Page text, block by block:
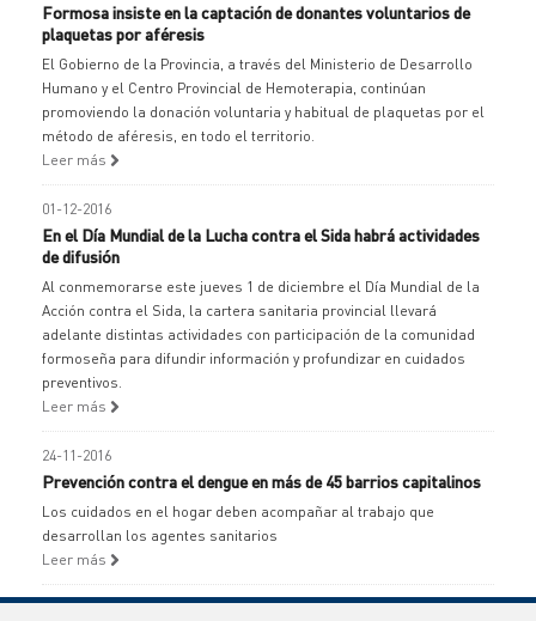
Formosa insiste en la captación de donantes voluntarios de
plaquetas por aféresis
El Gobierno de la Provincia, a través del Ministerio de Desarrollo
Humano y el Centro Provincial de Hemoterapia, continúan
promoviendo la donación voluntaria y habitual de plaquetas por el
método de aféresis, en todo el territorio.
Leer más
01-12-2016
En el Día Mundial de la Lucha contra el Sida habrá actividades
de difusión
Al conmemorarse este jueves 1 de diciembre el Día Mundial de la
Acción contra el Sida, la cartera sanitaria provincial llevará
adelante distintas actividades con participación de la comunidad
formoseña para difundir información y profundizar en cuidados
preventivos.
Leer más
24-11-2016
Prevención contra el dengue en más de 45 barrios capitalinos
Los cuidados en el hogar deben acompañar al trabajo que
desarrollan los agentes sanitarios
Leer más